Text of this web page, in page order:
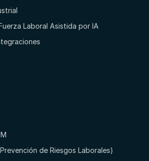
Laboral Asistida por IA
de Riesgos Laborales)